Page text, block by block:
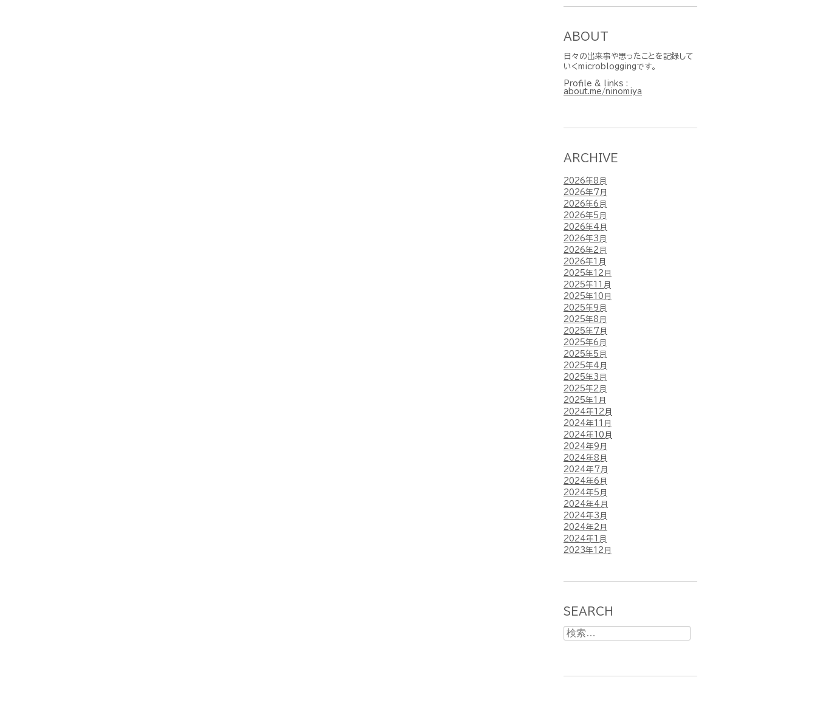
ABOUT
日々の出来事や思ったことを記録して
いくmicrobloggingです。
Profile & links :
about.me/ninomiya
ARCHIVE
2026年8月
2026年7月
2026年6月
2026年5月
2026年4月
2026年3月
2026年2月
2026年1月
2025年12月
2025年11月
2025年10月
2025年9月
2025年8月
2025年7月
2025年6月
2025年5月
2025年4月
2025年3月
2025年2月
2025年1月
2024年12月
2024年11月
2024年10月
2024年9月
2024年8月
2024年7月
2024年6月
2024年5月
2024年4月
2024年3月
2024年2月
2024年1月
2023年12月
SEARCH
検
索: